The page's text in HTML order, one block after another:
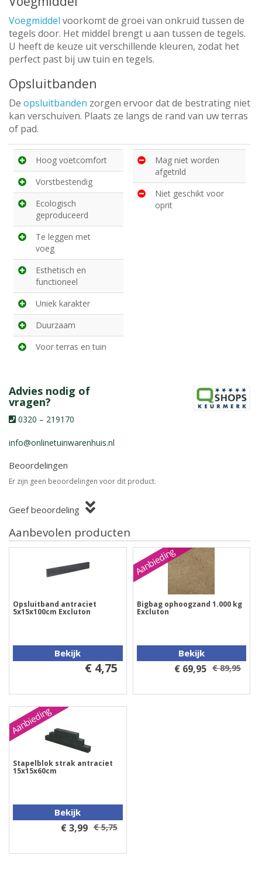
Voegmiddel voorkomt de groei van onkruid tussen de
tegels door. Het middel brengt u aan tussen de tegels.
U heeft de keuze uit verschillende kleuren, zodat het
perfect past bij uw tuin en tegels.
Opsluitbanden
De opsluitbanden zorgen ervoor dat de bestrating niet
kan verschuiven. Plaats ze langs de rand van uw terras
of pad.
Hoog voetcomfort
Vorstbestendig
Ecologisch
geproduceerd
Te leggen met
voeg
Esthetisch en
functioneel
Uniek karakter
Duurzaam
Voor terras en tuin
Mag niet worden
afgetrild
Niet geschikt voor
oprit
Advies nodig of
vragen?
0320 – 219170
info@onlinetuinwarenhuis.nl
Beoordelingen
Er zijn geen beoordelingen voor dit product.
Geef beoordeling
Aanbevolen producten
Opsluitband antraciet
5x15x100cm Excluton
Bekijk
€ 4,75
Aanbieding
Bigbag ophoogzand 1.000 kg
Excluton
Bekijk
€ 69,95 € 89,95
Aanbieding
Stapelblok strak antraciet
15x15x60cm
Bekijk
€ 3,99 € 5,75